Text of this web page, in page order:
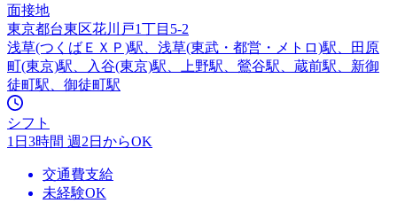
面接地
東京都台東区花川戸1丁目5-2
浅草(つくばＥＸＰ)駅、浅草(東武・都営・メトロ)駅、田原
町(東京)駅、入谷(東京)駅、上野駅、鶯谷駅、蔵前駅、新御
徒町駅、御徒町駅
シフト
1日3時間 週2日からOK
交通費支給
未経験OK